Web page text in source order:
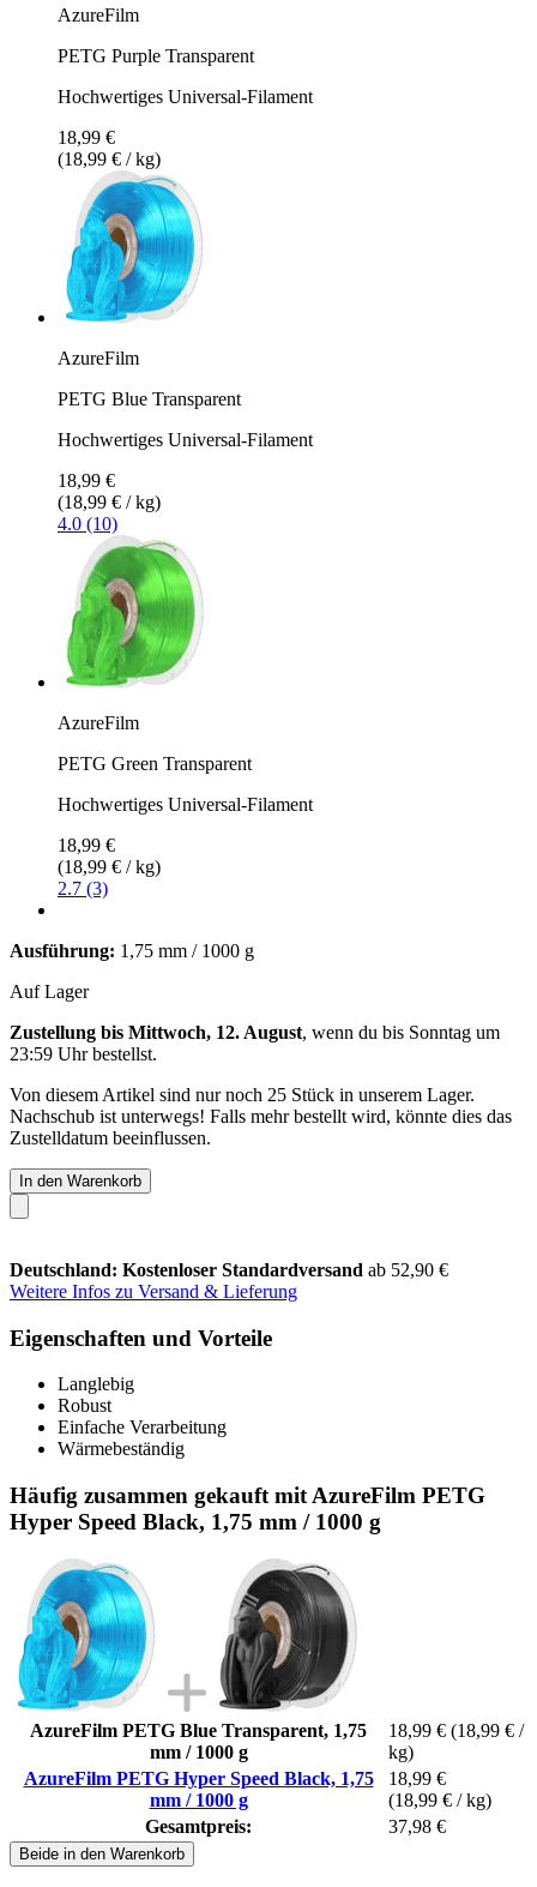
AzureFilm
PETG Purple Transparent
Hochwertiges Universal-Filament
18,99 €
(18,99 € / kg)
AzureFilm
PETG Blue Transparent
Hochwertiges Universal-Filament
18,99 €
(18,99 € / kg)
4.0 (10)
AzureFilm
PETG Green Transparent
Hochwertiges Universal-Filament
18,99 €
(18,99 € / kg)
2.7 (3)
Ausführung: 1,75 mm / 1000 g
Auf Lager
Zustellung bis Mittwoch, 12. August, wenn du bis Sonntag um
23:59 Uhrbestellst.
Von diesem Artikel sind nur noch 25 Stück in unserem Lager.
Nachschub ist unterwegs! Falls mehr bestellt wird, könnte dies das
Zustelldatum beeinflussen.
In den Warenkorb
Deutschland: Kostenloser Standardversand ab 52,90 €
Weitere Infos zu Versand & Lieferung
Eigenschaften und Vorteile
Langlebig
Robust
Einfache Verarbeitung
Wärmebeständig
Häufig zusammen gekauft mit AzureFilm PETG
Hyper Speed Black, 1,75 mm / 1000 g
AzureFilm PETG Blue Transparent, 1,75
mm / 1000 g
18,99 € (18,99 € /
kg)
AzureFilm PETG Hyper Speed Black, 1,75
mm / 1000 g
18,99 €
(18,99 € / kg)
Gesamtpreis:
37,98 €
Beide in den Warenkorb